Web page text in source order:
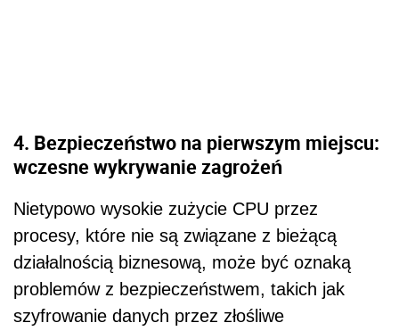
4. Bezpieczeństwo na pierwszym miejscu:
wczesne wykrywanie zagrożeń
Nietypowo wysokie zużycie CPU przez
procesy, które nie są związane z bieżącą
działalnością biznesową, może być oznaką
problemów z bezpieczeństwem, takich jak
szyfrowanie danych przez złośliwe